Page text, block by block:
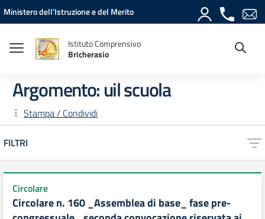
Vai ai contenuti
Vai al menu di navigazione
Vai al footer
Ministero dell'Istruzione e del Merito
Istituto Comprensivo
Bricherasio
Argomento: uil scuola
Stampa / Condividi
FILTRI
Circolare
Circolare n. 160 _Assemblea di base_ fase pre-